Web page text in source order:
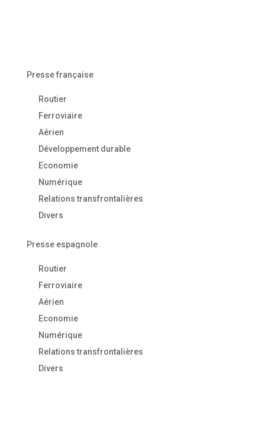
Presse française
Routier
Ferroviaire
Aérien
Développement durable
Economie
Numérique
Relations transfrontalières
Divers
Presse espagnole
Routier
Ferroviaire
Aérien
Economie
Numérique
Relations transfrontalières
Divers